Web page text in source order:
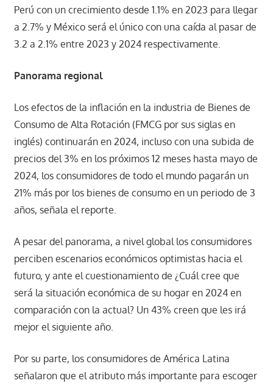
Perú con un crecimiento desde 1.1% en 2023 para llegar
a 2.7% y México será el único con una caída al pasar de
3.2 a 2.1% entre 2023 y 2024 respectivamente.
Panorama regional
Los efectos de la inflación en la industria de Bienes de
Consumo de Alta Rotación (FMCG por sus siglas en
inglés) continuarán en 2024, incluso con una subida de
precios del 3% en los próximos 12 meses hasta mayo de
2024, los consumidores de todo el mundo pagarán un
21% más por los bienes de consumo en un periodo de 3
años, señala el reporte.
A pesar del panorama, a nivel global los consumidores
perciben escenarios económicos optimistas hacia el
futuro, y ante el cuestionamiento de ¿Cuál cree que
será la situación económica de su hogar en 2024 en
comparación con la actual? Un 43% creen que les irá
mejor el siguiente año.
Por su parte, los consumidores de América Latina
señalaron que el atributo más importante para escoger